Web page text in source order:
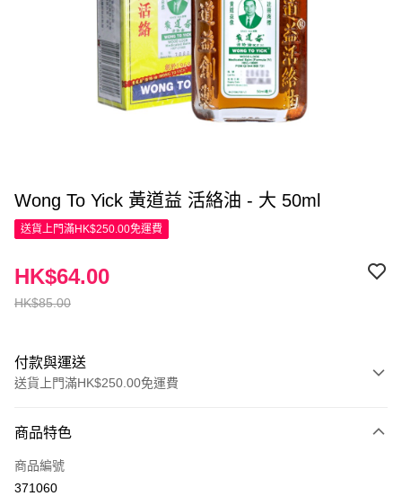
Wong To Yick 黃道益 活絡油 - 大 50ml
送貨上門滿HK$250.00免運費
HK$85.00
HK$64.00
付款與運送
送貨上門滿HK$250.00免運費
信用卡
Apple Pay
商品特色
商品編號
371060